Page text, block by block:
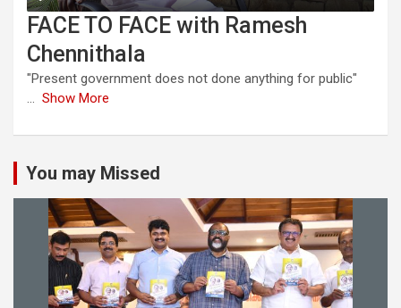
FACE TO FACE with Ramesh
Chennithala
"Present government does not done anything for public"
... Show More
You may Missed